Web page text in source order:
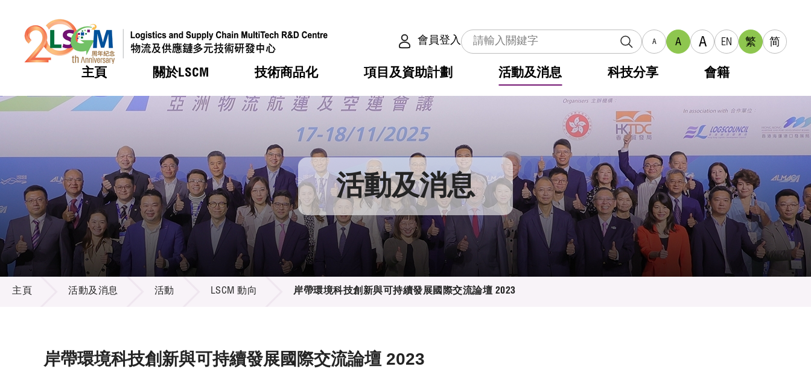
會員登入 A A A EN 繁 简
主頁 關於LSCM
熱門 機構簡介
組織架構
組織架構
董事局
研究顧問
招標通告
技術商品化
熱門 服務
可獲授權之技術
應用於公共服務之創新技術
重點項目
項目及資助計劃
熱門 合作計劃
資助計劃
資助計劃
稅務優惠
申請
評審
徵求研發項目計劃書
項目資料庫
活動及消息
熱門 活動
獎項
新聞中心
媒體報導
新聞稿
資訊中心
多媒體
出版刊物
科技分享 會籍
熱門 會籍及服務
會員列表
會員登入 活動及消息
活動及消息
主頁 活動及消息 活動 LSCM 動向 岸帶環境科技創新與可持續發展國際交流論壇 2023
岸帶環境科技創新與可持續發展國際交流論壇 2023